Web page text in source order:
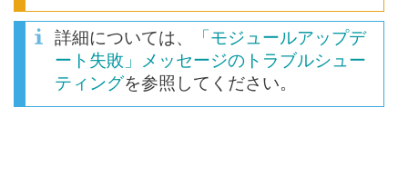
詳細については、
「モジュールアップデ
ート失敗」メッセージのトラブルシュー
ティングを参照してください。